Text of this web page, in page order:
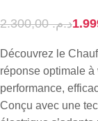
د.م.2.300,00
Découvrez le
réponse optimale
performance,
Conçu avec une